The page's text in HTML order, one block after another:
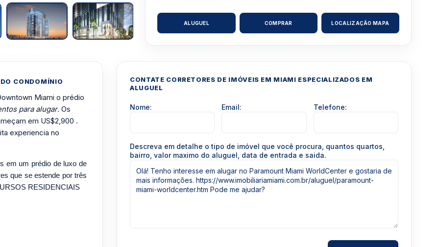
ALUGUEL COMPRAR LOCALIZAÇÃO MAPA
CONDOMÍNIO
Miami o prédio
para alugar. Os
em US$2,900 .
experiencia no
em um prédio de luxo de
que se estende por três
RESIDENCIAIS
CONTATE CORRETORES DE IMÓVEIS EM MIAMI ESPECIALIZADOS EM
ALUGUEL
Nome: Email: Telefone:
Descreva em detalhe o tipo de imóvel que você procura, quantos quartos,
bairro, valor maximo do aluguel, data de entrada e saida.